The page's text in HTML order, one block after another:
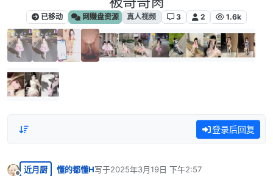
已移动 网赚盘资源 真人视频 3 2 1.6k
登录后回复
近月厨 懂的都懂H写于2025年3月19日 下午2:57